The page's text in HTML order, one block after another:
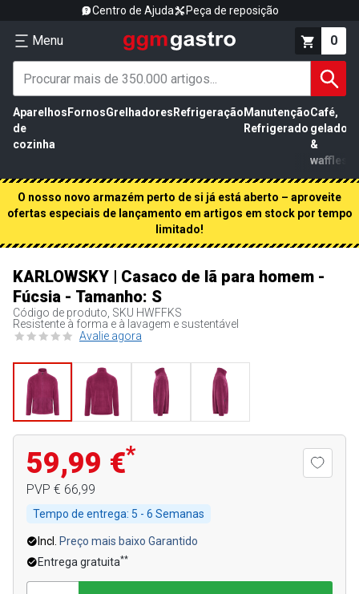
Centro de Ajuda Peça de reposição
Menu 0
Aparelhos
de
cozinha
FornosGrelhadores Refrigeração Manutenção
Refrigerado
Café,
gelados
&
waffles
O nosso novo armazém perto de si já está aberto – aproveite
ofertas especiais de lançamento em artigos em stock por tempo
limitado!
KARLOWSKY | Casaco de lã para homem -
Fúcsia - Tamanho: S
Código de produto, SKU HWFFKS
Resistente à forma e à lavagem e sustentável
Avalie agora
59,99 €*
PVP € 66,99
Tempo de entrega: 5 - 6 Semanas
Incl.
Preço mais baixo Garantido
Entrega gratuita**